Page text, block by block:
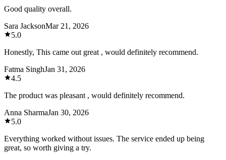
Good quality overall.
Sara JacksonMar 21, 2026
5.0
Honestly, This came out great , would definitely recommend.
Fatma SinghJan 31, 2026
4.5
The product was pleasant , would definitely recommend.
Anna SharmaJan 30, 2026
5.0
Everything worked without issues. The service ended up being
great, so worth giving a try.